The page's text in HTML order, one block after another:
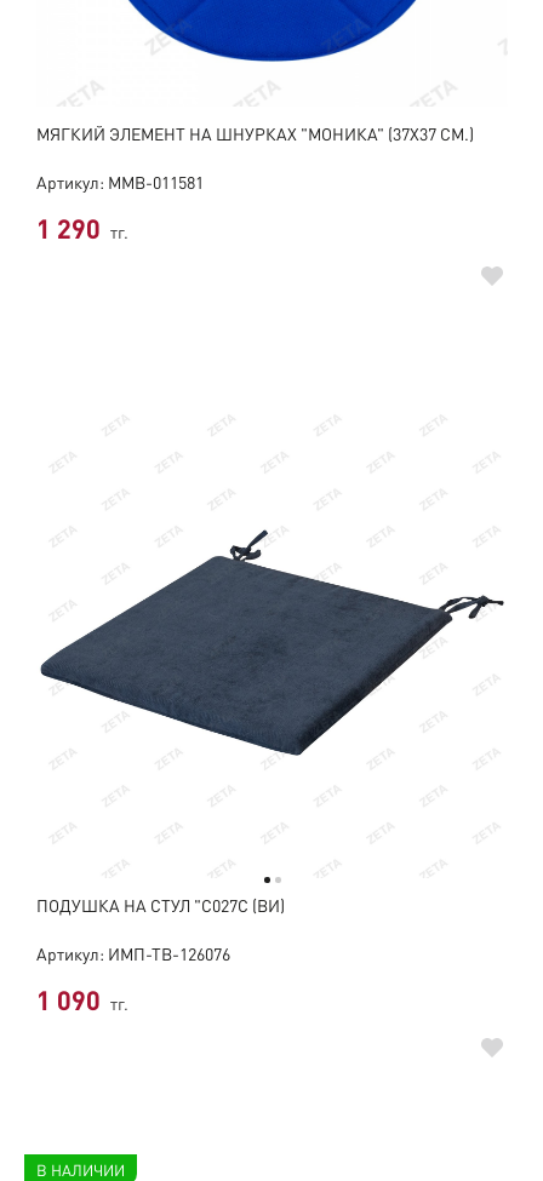
МЯГКИЙ ЭЛЕМЕНТ НА ШНУРКАХ "МОНИКА" (37Х37 СМ.)
Артикул: ММВ-011581
1 290 тг.
ПОДУШКА НА СТУЛ "C027C (ВИ)
Артикул: ИМП-ТВ-126076
1 090 тг.
В НАЛИЧИИ